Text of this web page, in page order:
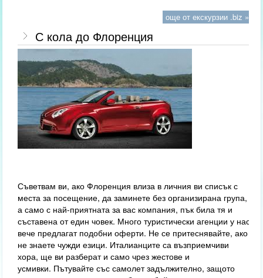
още от екскурзии .biz »
С кола до Флоренция
Съветвам ви, ако Флоренция влиза в личния ви списък с
места за посещение, да заминете без организирана група,
а само с най-приятната за вас компания, пък била тя и
съставена от един човек. Много туристически агенции у нас
вече предлагат подобни оферти. Не се притеснявайте, ако
не знаете чужди езици. Италианците са възприемчиви
хора, ще ви разберат и само чрез жестове и
усмивки. Пътувайте със самолет задължително, защото